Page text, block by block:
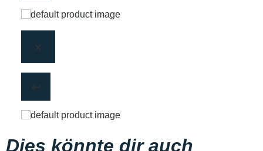
Dies könnte dir auch